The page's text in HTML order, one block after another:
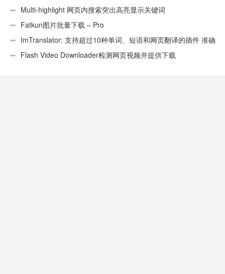
Multi-highlight 网页内搜索突出高亮显示关键词
Fatkun图片批量下载 – Pro
ImTranslator: 支持超过10种单词、短语和网页翻译的插件 准确
性不错Flash Video Downloader检测网页视频并提供下载